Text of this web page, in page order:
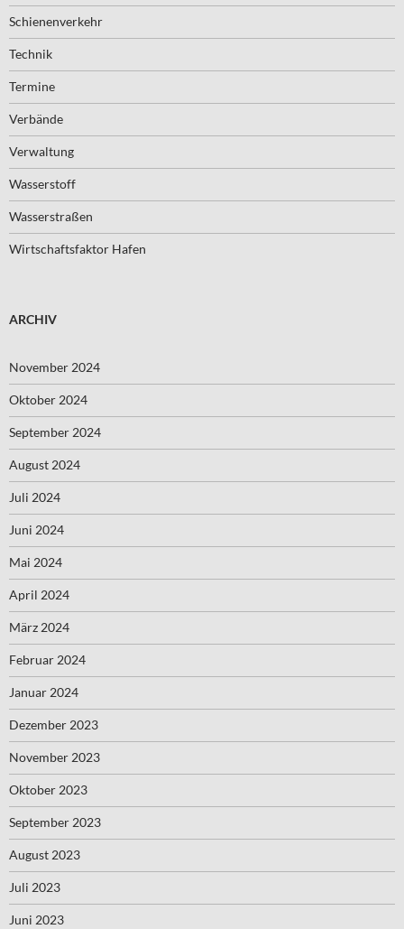
Schienenverkehr
Technik
Termine
Verbände
Verwaltung
Wasserstoff
Wasserstraßen
Wirtschaftsfaktor Hafen
ARCHIV
November 2024
Oktober 2024
September 2024
August 2024
Juli 2024
Juni 2024
Mai 2024
April 2024
März 2024
Februar 2024
Januar 2024
Dezember 2023
November 2023
Oktober 2023
September 2023
August 2023
Juli 2023
Juni 2023